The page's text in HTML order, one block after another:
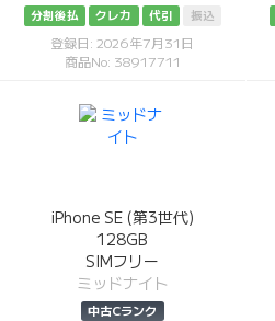
分割後払 クレカ 代引 振込
登録日: 2026年7月31日
商品No: 38917711
iPhone SE (第3世代)
128GB
SIMフリー
ミッドナイト
中古Cランク